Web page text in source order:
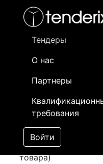
Тендеры
О нас
Партнеры
требования
Войти
- активный лот
- сохраненный лот (не
Закупка: Круг и
[Завершен]
Победитель выбран
Лот №:4368
АУКЦИОН (покупка
товара)